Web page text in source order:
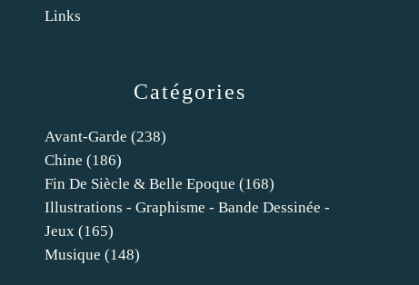
Catégories
Avant-Garde (238)
Chine (186)
Fin De Siècle & Belle Epoque (168)
Illustrations - Graphisme - Bande Dessinée -
Jeux (165)
Musique (148)
Links